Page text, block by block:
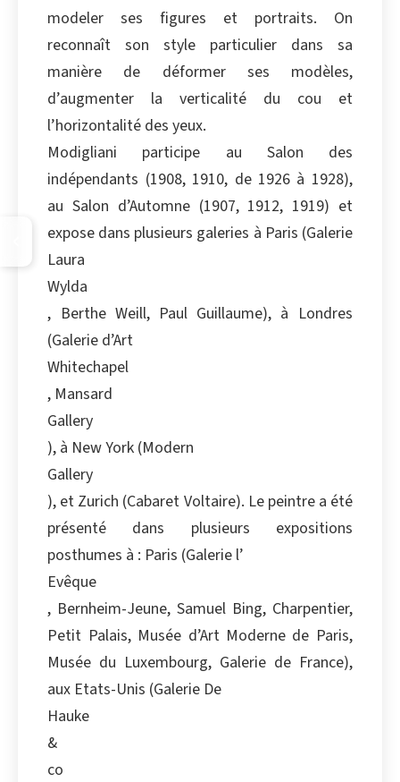
modeler ses figures et portraits. On
reconnaît son style particulier dans sa
manière de déformer ses modèles,
d’augmenter la verticalité du cou et
l’horizontalité des yeux.
Modigliani participe au Salon des
indépendants (1908, 1910, de 1926 à 1928),
au Salon d’Automne (1907, 1912, 1919) et
expose dans plusieurs galeries à Paris (Galerie
Laura
Wylda
, Berthe Weill, Paul Guillaume), à Londres
(Galerie d’Art
Whitechapel
, Mansard
Gallery
), à New York (Modern
Gallery
), et Zurich (Cabaret Voltaire). Le peintre a été
présenté dans plusieurs expositions
posthumes à : Paris (Galerie l’
Evêque
, Bernheim-Jeune, Samuel Bing, Charpentier,
Petit Palais, Musée d’Art Moderne de Paris,
Musée du Luxembourg, Galerie de France),
aux Etats-Unis (Galerie De
Hauke
&
co